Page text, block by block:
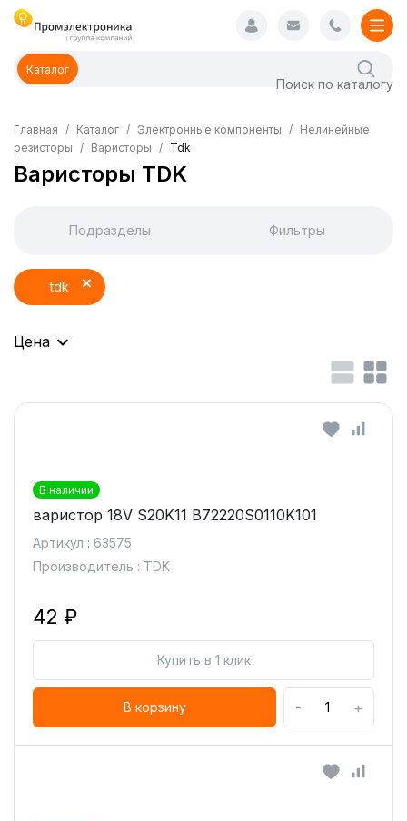
Каталог
Главная Каталог Электронные компоненты
Нелинейные
резисторы
Варисторы Tdk
Варисторы TDK
Подразделы Фильтры
tdk
Цена
В наличии
варистор 18V S20K11 B72220S0110K101
Артикул : 63575
Производитель : TDK
42 ₽
Купить в 1 клик
В корзину - +